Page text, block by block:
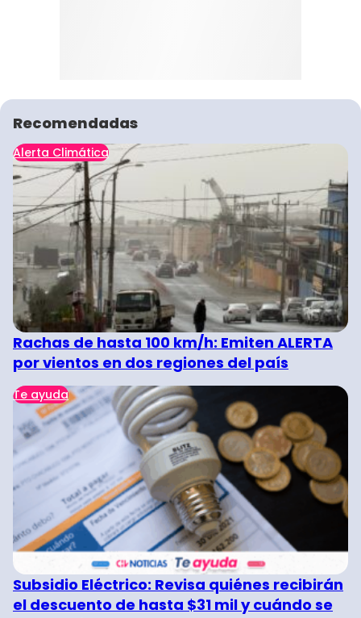
Recomendadas
Alerta Climática
Rachas de hasta 100 km/h: Emiten ALERTA
por vientos en dos regiones del país
Te ayuda
Subsidio Eléctrico: Revisa quiénes recibirán
el descuento de hasta $31 mil y cuándo se